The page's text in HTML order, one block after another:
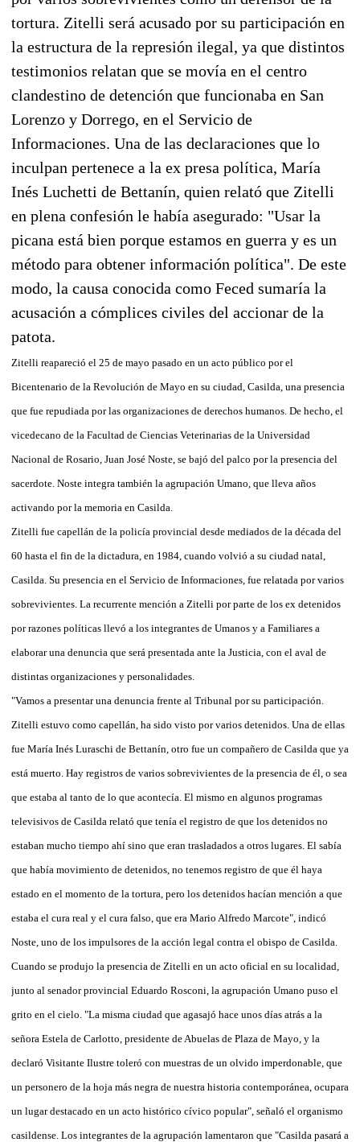
tortura. Zitelli será acusado por su participación en
la estructura de la represión ilegal, ya que distintos
testimonios relatan que se movía en el centro
clandestino de detención que funcionaba en San
Lorenzo y Dorrego, en el Servicio de
Informaciones. Una de las declaraciones que lo
inculpan pertenece a la ex presa política, María
Inés Luchetti de Bettanín, quien relató que Zitelli
en plena confesión le había asegurado: "Usar la
picana está bien porque estamos en guerra y es un
método para obtener información política". De este
modo, la causa conocida como Feced sumaría la
acusación a cómplices civiles del accionar de la
patota.
Zitelli reapareció el 25 de mayo pasado en un acto público por el
Bicentenario de la Revolución de Mayo en su ciudad, Casilda, una presencia
que fue repudiada por las organizaciones de derechos humanos. De hecho, el
vicedecano de la Facultad de Ciencias Veterinarias de la Universidad
Nacional de Rosario, Juan José Noste, se bajó del palco por la presencia del
sacerdote. Noste integra también la agrupación Umano, que lleva años
activando por la memoria en Casilda.
Zitelli fue capellán de la policía provincial desde mediados de la década del
60 hasta el fin de la dictadura, en 1984, cuando volvió a su ciudad natal,
Casilda. Su presencia en el Servicio de Informaciones, fue relatada por varios
sobrevivientes. La recurrente mención a Zitelli por parte de los ex detenidos
por razones políticas llevó a los integrantes de Umanos y a Familiares a
elaborar una denuncia que será presentada ante la Justicia, con el aval de
distintas organizaciones y personalidades.
"Vamos a presentar una denuncia frente al Tribunal por su participación.
Zitelli estuvo como capellán, ha sido visto por varios detenidos. Una de ellas
fue María Inés Luraschi de Bettanín, otro fue un compañero de Casilda que ya
está muerto. Hay registros de varios sobrevivientes de la presencia de él, o sea
que estaba al tanto de lo que acontecía. El mismo en algunos programas
televisivos de Casilda relató que tenía el registro de que los detenidos no
estaban mucho tiempo ahí sino que eran trasladados a otros lugares. El sabía
que había movimiento de detenidos, no tenemos registro de que él haya
estado en el momento de la tortura, pero los detenidos hacían mención a que
estaba el cura real y el cura falso, que era Mario Alfredo Marcote", indicó
Noste, uno de los impulsores de la acción legal contra el obispo de Casilda.
Cuando se produjo la presencia de Zitelli en un acto oficial en su localidad,
junto al senador provincial Eduardo Rosconi, la agrupación Umano puso el
grito en el cielo. "La misma ciudad que agasajó hace unos días atrás a la
señora Estela de Carlotto, presidente de Abuelas de Plaza de Mayo, y la
declaró Visitante Ilustre toleró con muestras de un olvido imperdonable, que
un personero de la hoja más negra de nuestra historia contemporánea, ocupara
un lugar destacado en un acto histórico cívico popular", señaló el organismo
casildense. Los integrantes de la agrupación lamentaron que "Casilda pasará a